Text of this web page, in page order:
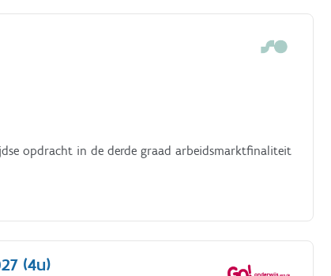
opdracht in de derde graad arbeidsmarktfinaliteit
(4u)